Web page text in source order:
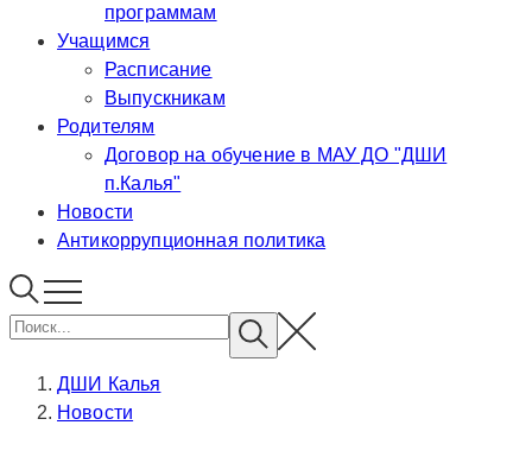
программам
Учащимся
Расписание
Выпускникам
Родителям
Договор на обучение в МАУ ДО "ДШИ
п.Калья"
Новости
Антикоррупционная политика
ДШИ Калья
Новости